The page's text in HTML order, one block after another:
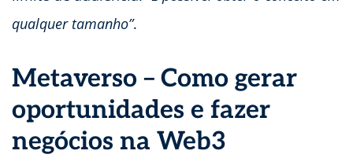
qualquer tamanho”.
Metaverso – Como gerar
oportunidades e fazer
negócios na Web3